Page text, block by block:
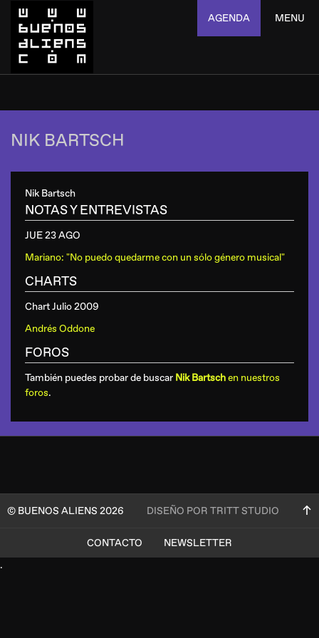
AGENDA MENU
NIK BARTSCH
Nik Bartsch
NOTAS Y ENTREVISTAS
JUE 23 AGO
Mariano: "No puedo quedarme con un sólo género musical"
CHARTS
Chart Julio 2009
Andrés Oddone
FOROS
También puedes probar de buscar Nik Bartschen nuestros
foros.
© BUENOS ALIENS 2026 DISEÑO POR TRITT STUDIO
CONTACTO
NEWSLETTER
.